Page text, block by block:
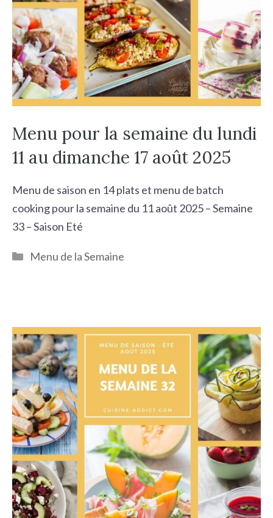
Menu pour la semaine du lundi
11 au dimanche 17 août 2025
Menu de saison en 14 plats et menu de batch
cooking pour la semaine du 11 août 2025 – Semaine
33 – Saison Eté
Catégories
Menu de la Semaine